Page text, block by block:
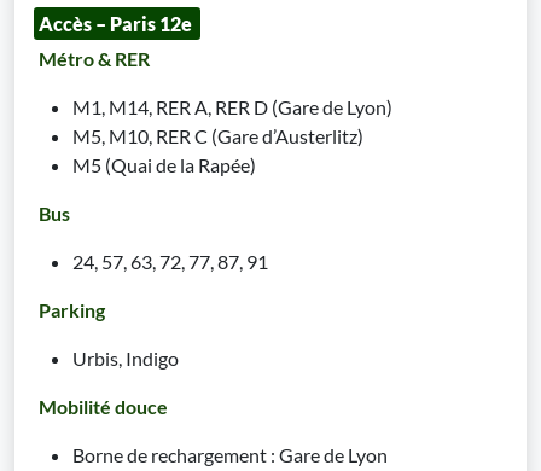
Accès – Paris 12e
Métro & RER
M1, M14, RER A, RER D (Gare de Lyon)
M5, M10, RER C (Gare d’Austerlitz)
M5 (Quai de la Rapée)
Bus
24, 57, 63, 72, 77, 87, 91
Parking
Urbis, Indigo
Mobilité douce
Borne de rechargement : Gare de Lyon